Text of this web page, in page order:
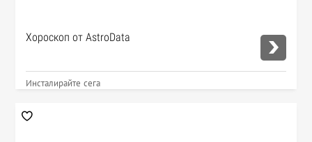
Хороскоп от AstroData
Инсталирайте сега